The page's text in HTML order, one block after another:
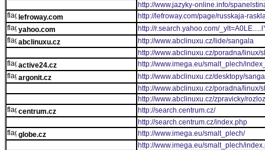
http://www.jazyky-online.info/
lefroway.com
http://lefroway.com/page/russkaja-
yahoo.com
http://r.search.yahoo.com/
abclinuxu.cz
http://www.abclinuxu.cz/lide/sangala
http://www.abclinuxu.cz/poradna/linux/
active24.cz
http://www.imega.eu/smalt_plech/
argonit.cz
http://www.abclinuxu.cz/desktopy/
http://www.abclinuxu.cz/poradna/linux/
http://www.abclinuxu.cz/zpravicky/
centrum.cz
http://search.centrum.cz/
http://search.centrum.cz/index.php
globe.cz
http://www.imega.eu/smalt_plech/
http://www.imega.eu/smalt_plech/